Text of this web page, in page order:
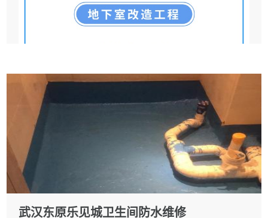
武汉东原乐见城卫生间防水维修